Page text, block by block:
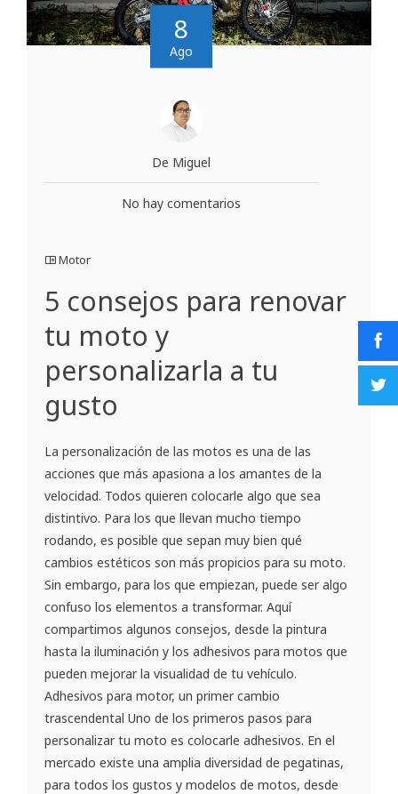
8
Ago
De Miguel
No hay comentarios
Motor
5 consejos para renovar
tu moto y
personalizarla a tu
gusto
La personalización de las motos es una de las
acciones que más apasiona a los amantes de la
velocidad. Todos quieren colocarle algo que sea
distintivo. Para los que llevan mucho tiempo
rodando, es posible que sepan muy bien qué
cambios estéticos son más propicios para su moto.
Sin embargo, para los que empiezan, puede ser algo
confuso los elementos a transformar. Aquí
compartimos algunos consejos, desde la pintura
hasta la iluminación y los adhesivos para motos que
pueden mejorar la visualidad de tu vehículo.
Adhesivos para motor, un primer cambio
trascendental Uno de los primeros pasos para
personalizar tu moto es colocarle adhesivos. En el
mercado existe una amplia diversidad de pegatinas,
para todos los gustos y modelos de motos, desde